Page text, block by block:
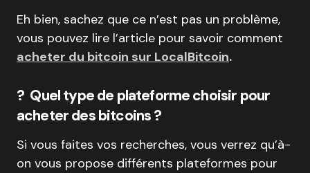
Eh bien, sachez que ce n’est pas un problème,
vous pouvez lire l’article pour savoir comment
acheter du bitcoin sur LocalBitcoin.
? Quel type de plateforme choisir pour
acheter des bitcoins ?
Si vous faites vos recherches, vous verrez qu’à-
on vous propose différents plateformes pour